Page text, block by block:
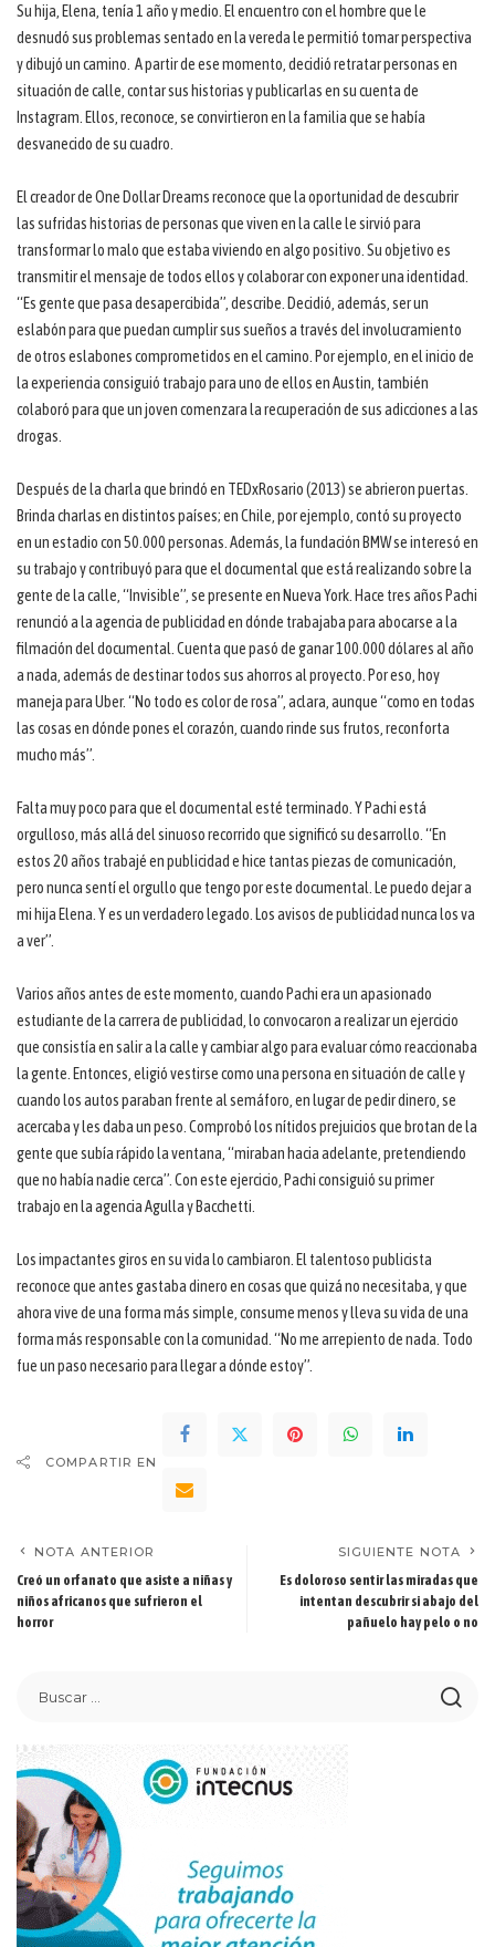
Su hija, Elena, tenía 1 año y medio. El encuentro con el hombre que le
desnudó sus problemas sentado en la vereda le permitió tomar perspectiva
y dibujó un camino. A partir de ese momento, decidió retratar personas en
situación de calle, contar sus historias y publicarlas en su cuenta de
Instagram. Ellos, reconoce, se convirtieron en la familia que se había
desvanecido de su cuadro.
El creador de One Dollar Dreams reconoce que la oportunidad de descubrir
las sufridas historias de personas que viven en la calle le sirvió para
transformar lo malo que estaba viviendo en algo positivo. Su objetivo es
transmitir el mensaje de todos ellos y colaborar con exponer una identidad.
“Es gente que pasa desapercibida”, describe. Decidió, además, ser un
eslabón para que puedan cumplir sus sueños a través del involucramiento
de otros eslabones comprometidos en el camino. Por ejemplo, en el inicio de
la experiencia consiguió trabajo para uno de ellos en Austin, también
colaboró para que un joven comenzara la recuperación de sus adicciones a las
drogas.
Después de la charla que brindó en TEDxRosario (2013) se abrieron puertas.
Brinda charlas en distintos países; en Chile, por ejemplo, contó su proyecto
en un estadio con 50.000 personas. Además, la fundación BMW se interesó en
su trabajo y contribuyó para que el documental que está realizando sobre la
gente de la calle, “Invisible”, se presente en Nueva York. Hace tres años Pachi
renunció a la agencia de publicidad en dónde trabajaba para abocarse a la
filmación del documental. Cuenta que pasó de ganar 100.000 dólares al año
a nada, además de destinar todos sus ahorros al proyecto. Por eso, hoy
maneja para Uber. “No todo es color de rosa”, aclara, aunque “como en todas
las cosas en dónde pones el corazón, cuando rinde sus frutos, reconforta
mucho más”.
Falta muy poco para que el documental esté terminado. Y Pachi está
orgulloso, más allá del sinuoso recorrido que significó su desarrollo. “En
estos 20 años trabajé en publicidad e hice tantas piezas de comunicación,
pero nunca sentí el orgullo que tengo por este documental. Le puedo dejar a
mi hija Elena. Y es un verdadero legado. Los avisos de publicidad nunca los va
a ver”.
Varios años antes de este momento, cuando Pachi era un apasionado
estudiante de la carrera de publicidad, lo convocaron a realizar un ejercicio
que consistía en salir a la calle y cambiar algo para evaluar cómo reaccionaba
la gente. Entonces, eligió vestirse como una persona en situación de calle y
cuando los autos paraban frente al semáforo, en lugar de pedir dinero, se
acercaba y les daba un peso. Comprobó los nítidos prejuicios que brotan de la
gente que subía rápido la ventana, “miraban hacia adelante, pretendiendo
que no había nadie cerca”. Con este ejercicio, Pachi consiguió su primer
trabajo en la agencia Agulla y Bacchetti.
Los impactantes giros en su vida lo cambiaron. El talentoso publicista
reconoce que antes gastaba dinero en cosas que quizá no necesitaba, y que
ahora vive de una forma más simple, consume menos y lleva su vida de una
forma más responsable con la comunidad. “No me arrepiento de nada. Todo
fue un paso necesario para llegar a dónde estoy”.
COMPARTIR EN
NOTA ANTERIOR
Creó un orfanato que asiste a niñas y
niños africanos que sufrieron el
horror
SIGUIENTE NOTA
Es doloroso sentir las miradas que
intentan descubrir si abajo del
pañuelo hay pelo o no